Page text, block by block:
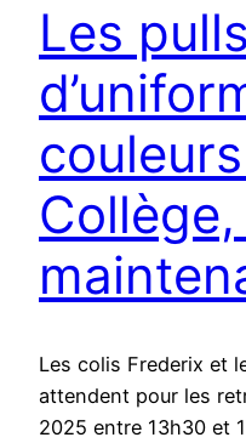
Les pulls
Collège,
Les colis Frederix et
attendent pour les
2025 entre 13h30 et